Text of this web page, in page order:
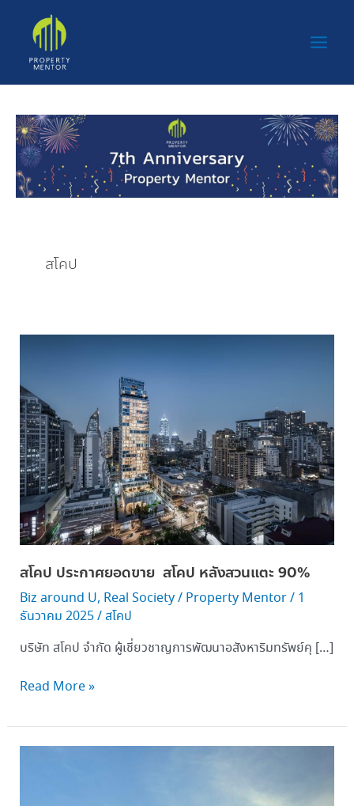
content
สโคป
สโคป ประกาศยอดขาย สโคป หลังสวนแตะ 90%
Biz around U, Real Society/ Property Mentor/ 1
ธันวาคม 2025/สโคป
บริษัท สโคป จำกัด ผู้เชี่ยวชาญการพัฒนาอสังหาริมทรัพย์คุ […]
ขาย
สโคป
หลังสวน
แตะ 90%
Read More »